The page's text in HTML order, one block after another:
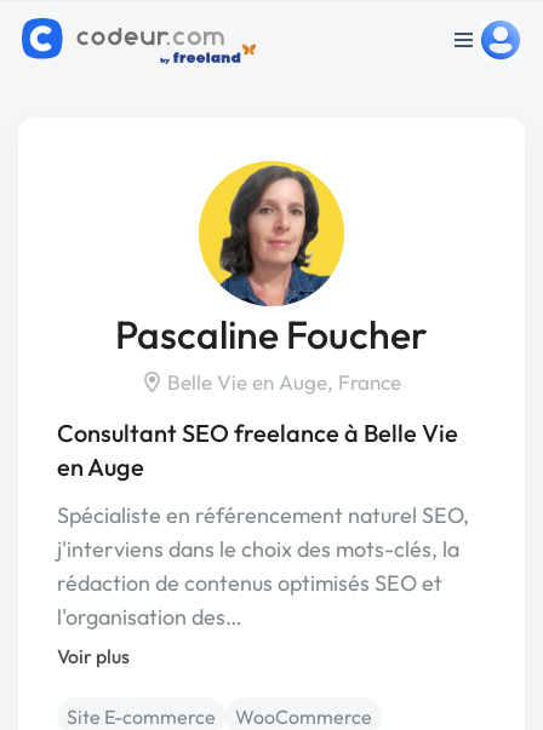
Pascaline Foucher
Belle Vie en Auge, France
Consultant SEO freelance à Belle Vie
en Auge
Spécialiste en référencement naturel SEO,
j'interviens dans le choix des mots-clés, la
rédaction de contenus optimisés SEO et
l'organisation des…
Voir plus
Site E-commerce
WooCommerce